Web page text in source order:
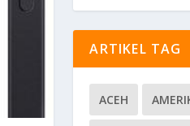
ARTIKEL TAG
ACEH